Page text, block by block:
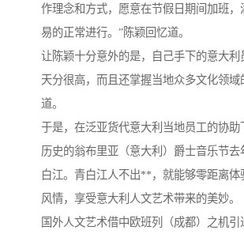
作理念和方式，愿意在节假日期间加班，
易的正常进行。”陈颖回忆道。
让陈颖十分意外的是，自己手下的意大利
天分很高，而且还掌握当地众多文化领域
道。
于是，在泛亚货代意大利当地员工的协助
历史的翁布里亚（意大利）爵士音乐节去
白江。青白江人不出**，就能够零距离体
风情，享受意大利人文艺术带来的美妙。
国外人文艺术借中欧班列（成都）之机引